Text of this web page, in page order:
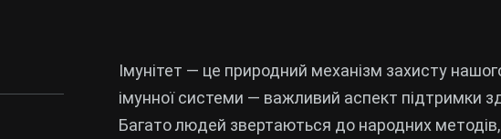
Імунітет — це природний механізм захисту
імунної системи — важливий аспект підтримки
Багато людей звертаються до народних методів,